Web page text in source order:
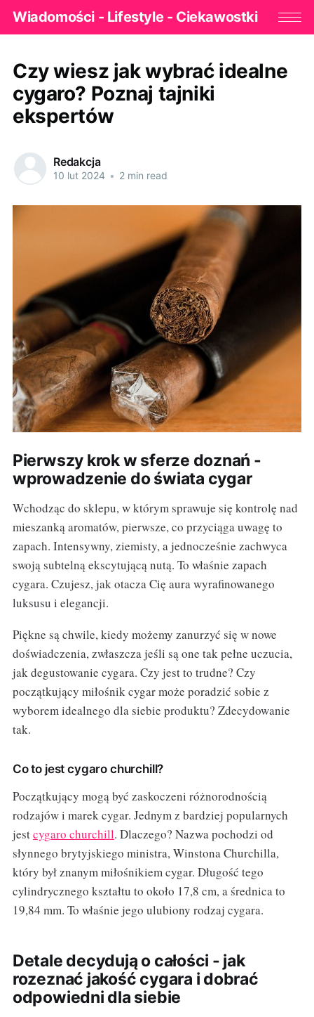
Wiadomości - Lifestyle - Ciekawostki
Czy wiesz jak wybrać idealne
cygaro? Poznaj tajniki
ekspertów
Redakcja
10 lut 2024 • 2 min read
Pierwszy krok w sferze doznań -
wprowadzenie do świata cygar
Wchodząc do sklepu, w którym sprawuje się kontrolę nad
mieszanką aromatów, pierwsze, co przyciąga uwagę to
zapach. Intensywny, ziemisty, a jednocześnie zachwyca
swoją subtelną ekscytującą nutą. To właśnie zapach
cygara. Czujesz, jak otacza Cię aura wyrafinowanego
luksusu i elegancji.
Piękne są chwile, kiedy możemy zanurzyć się w nowe
doświadczenia, zwłaszcza jeśli są one tak pełne uczucia,
jak degustowanie cygara. Czy jest to trudne? Czy
początkujący miłośnik cygar może poradzić sobie z
wyborem idealnego dla siebie produktu? Zdecydowanie
tak.
Co to jest cygaro churchill?
Początkujący mogą być zaskoczeni różnorodnością
rodzajów i marek cygar. Jednym z bardziej popularnych
jestcygaro churchill. Dlaczego? Nazwa pochodzi od
słynnego brytyjskiego ministra, Winstona Churchilla,
który był znanym miłośnikiem cygar. Długość tego
cylindrycznego kształtu to około 17,8 cm, a średnica to
19,84 mm. To właśnie jego ulubiony rodzaj cygara.
Detale decydują o całości - jak
rozeznać jakość cygara i dobrać
odpowiedni dla siebie